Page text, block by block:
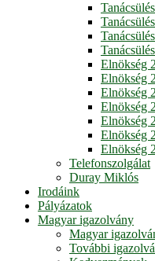
Elnökség
Elnökség
Elnökség
Elnökség
Elnökség
Elnökség
Elnökség
Telefonszolgálat
Duray Miklós
Irodáink
Pályázatok
Magyar igazolvány
Magyar
További